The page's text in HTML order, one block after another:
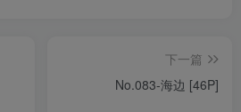
下一篇
No.083-海边 [46P]